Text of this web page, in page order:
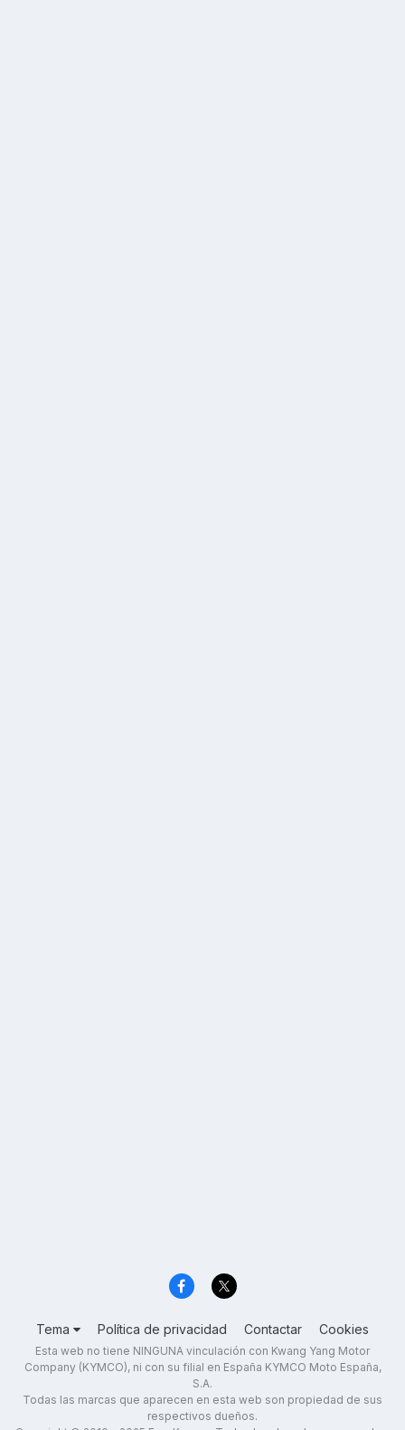
Tema Política de privacidad Contactar Cookies
Esta web no tiene NINGUNA vinculación con Kwang Yang Motor
Company (KYMCO), ni con su filial en España KYMCO Moto España,
S.A.
Todas las marcas que aparecen en esta web son propiedad de sus
respectivos dueños.